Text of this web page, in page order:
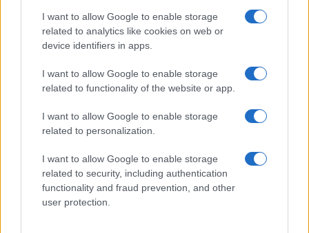
I want to allow Google to enable storage
related to analytics like cookies on web or
device identifiers in apps.
I want to allow Google to enable storage
related to functionality of the website or app.
I want to allow Google to enable storage
related to personalization.
I want to allow Google to enable storage
related to security, including authentication
functionality and fraud prevention, and other
user protection.
La macchina usata più affidabile: un investimento che esige
ponderazione
QUOTAZIONI CRYPTO
Nome
Gold (Terra
(PAXG)
$4,187.30